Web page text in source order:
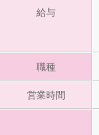
給与
職種
営業時間